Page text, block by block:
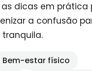
dicas em prática
a confusão
Bem-estar físico